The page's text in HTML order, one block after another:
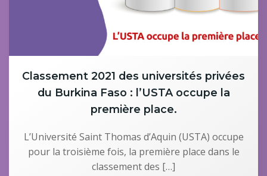
Classement 2021 des universités privées
du Burkina Faso : l’USTA occupe la
première place.
L’Université Saint Thomas d’Aquin (USTA) occupe
pour la troisième fois, la première place dans le
classement des […]